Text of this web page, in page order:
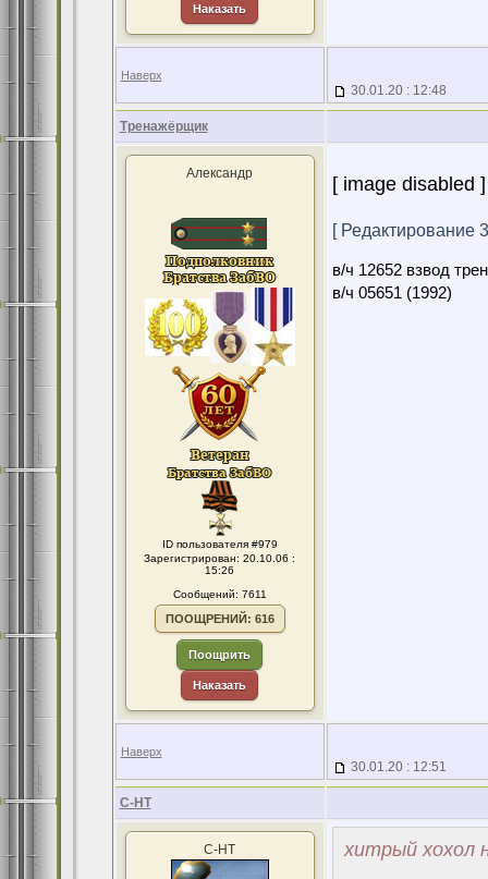
Наказать
Наверх
30.01.20 : 12:48
Тренажёрщик
Александр
ID пользователя #979
Зарегистрирован: 20.10.06 :
15:26
Сообщений: 7611
ПООЩРЕНИЙ: 616
Поощрить
Наказать
[ image disabled ]
[ Редактирование
в/ч 12652 взвод
в/ч 05651 (1992)
Наверх
30.01.20 : 12:51
С-НТ
С-НТ хитрый хохол